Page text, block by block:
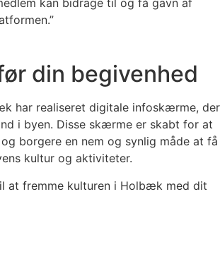
din begivenhed
har realiseret digitale infoskærme, der
i byen. Disse skærme er skabt for at
borgere en nem og synlig måde at få
kultur og aktiviteter.
at fremme kulturen i Holbæk med dit